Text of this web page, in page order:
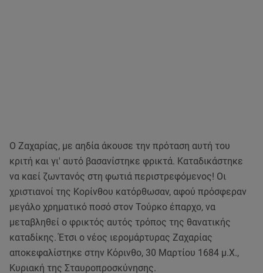
Ο Ζαχαρίας, με αηδία άκουσε την πρόταση αυτή του
κριτή και γι' αυτό βασανίστηκε φρικτά. Καταδικάστηκε
να καεί ζωντανός στη φωτιά περιστρεφόμενος! Οι
χριστιανοί της Κορίνθου κατόρθωσαν, αφού πρόσφεραν
μεγάλο χρηματικό ποσό στον Τούρκο έπαρχο, να
μεταβληθεί ο φρικτός αυτός τρόπος της θανατικής
καταδίκης. Έτσι ο νέος ιερομάρτυρας Ζαχαρίας
αποκεφαλίστηκε στην Κόρινθο, 30 Μαρτίου 1684 μ.Χ.,
Κυριακή της Σταυροπροσκύνησης.